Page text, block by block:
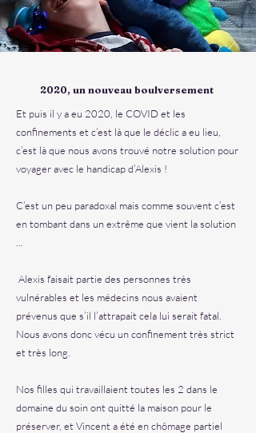
2020, un nouveau boulversement
Et puis il y a eu 2020, le COVID et les
confinements et c’est là que le déclic a eu lieu,
c’est là que nous avons trouvé notre solution pour
voyager avec le handicap d’Alexis !
C’est un peu paradoxal mais comme souvent c’est
en tombant dans un extrême que vient la solution
Alexis faisait partie des personnes très
vulnérables et les médecins nous avaient
prévenus que s’il l’attrapait cela lui serait fatal.
Nous avons donc vécu un confinement très strict
et très long.
Nos filles qui travaillaient toutes les 2 dans le
domaine du soin ont quitté la maison pour le
préserver, et Vincent a été en chômage partiel